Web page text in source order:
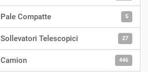
Compatte 5
Telescopici 27
446